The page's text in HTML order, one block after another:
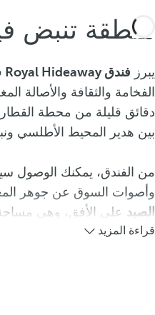
منطقة تنبض
يبرز فندق Royal Hideaway
الفخامة والثقافة والأصالة
دقائق قليلة من محطة القطار
بين هدير المحيط الأطلسي
من الفندق، يمكنك الوصول
وأصوات السوق عن جوهر
الصيد على الأفق، وهي مساحة
قراءة المزيد